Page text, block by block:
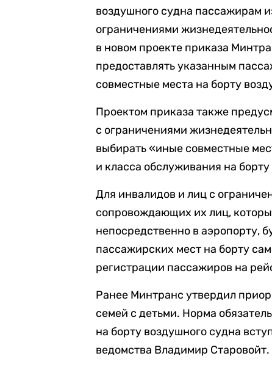
воздушного судна пассажирам
ограничениями
в новом проекте приказа
предоставлять указанным
совместные места на борту
Проектом приказа также
с ограничениями
выбирать «иные совместные
и класса обслуживания на
Для инвалидов и лиц с
сопровождающих их лиц,
непосредственно в аэропорту,
пассажирских мест на борту
регистрации пассажиров на
Ранее Минтранс утвердил
семей с детьми. Норма
на борту воздушного судна
ведомства Владимир Старовойт.